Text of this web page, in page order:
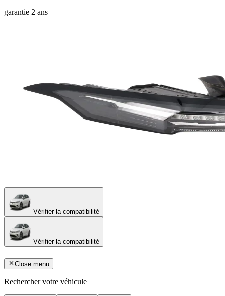
garantie 2 ans
Vérifier la compatibilité
Vérifier la compatibilité
Close menu
Rechercher votre véhicule